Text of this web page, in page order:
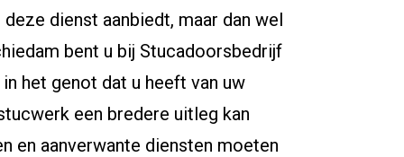
dienst aanbiedt, maar dan wel
bent u bij Stucadoorsbedrijf
het genot dat u heeft van uw
een bredere uitleg kan
en aanverwante diensten moeten